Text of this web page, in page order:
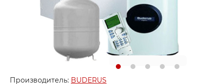
Производитель: BUDERUS